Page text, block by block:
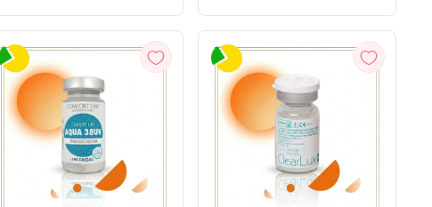
ШВИДКИЙ
ПЕРЕГЛЯД
ШВИДКИЙ